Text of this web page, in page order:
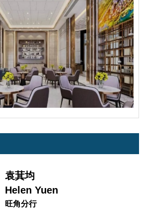
袁萁均
Helen Yuen
旺角分行